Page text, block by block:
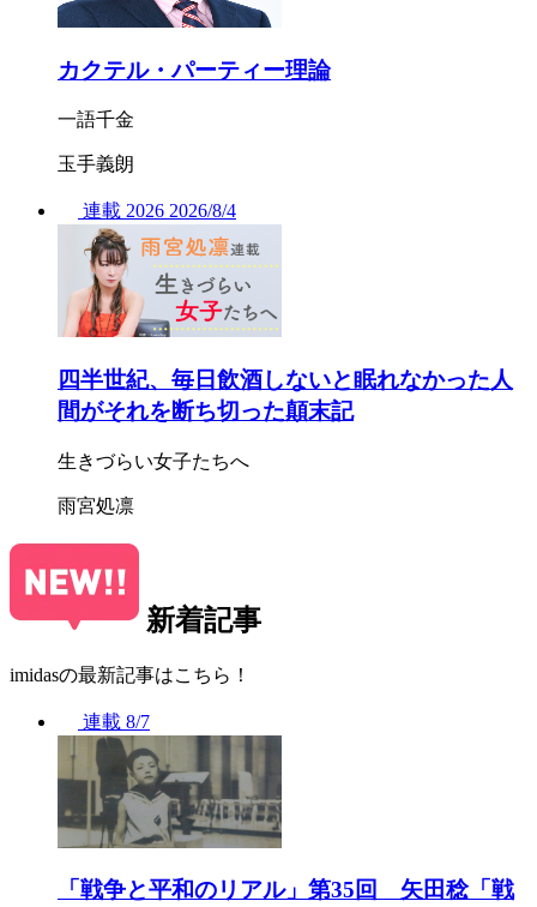
カクテル・パーティー理論
一語千金
玉手義朗
連載 2026 2026/8/4
四半世紀、毎日飲酒しないと眠れなかった人
間がそれを断ち切った顛末記
生きづらい女子たちへ
雨宮処凛
新着記事
imidasの最新記事はこちら！
連載 8/7
「戦争と平和のリアル」第35回 矢田稔「戦